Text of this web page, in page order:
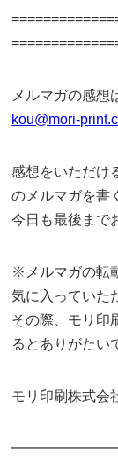
メルマガの感想
kou@mori-
感想をいただけ
のメルマガを書
今日も最後まで
※メルマガの転
気に入っていた
その際、モリ印
るとありがたい
モリ印刷株式会